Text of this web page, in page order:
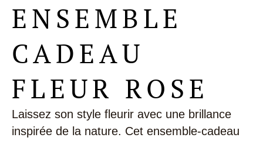
ENSEMBLE
CADEAU
FLEUR ROSE
Laissez son style fleurir avec une brillance
inspirée de la nature. Cet ensemble-cadeau